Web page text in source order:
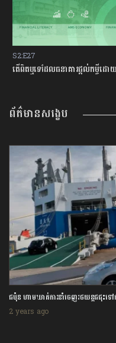
S2:E27
ព័ត៌មានសង្ខេប
ជប៉ុន ហាមឃាត់ការនាំចេញរថយន្តជជុះទ
2 years ago